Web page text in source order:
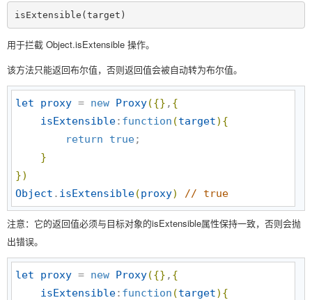
isExtensible(target)
用于拦截 Object.isExtensible 操作。
该方法只能返回布尔值，否则返回值会被自动转为布尔值。
let proxy = new Proxy({} , {
isExtensible: function (target) {
return
true;
}
})
Object . isExtensible(proxy) // true
注意：它的返回值必须与目标对象的isExtensible属性保持一致，否则会抛
出错误。
let proxy = new Proxy({} , {
isExtensible: function (target) {